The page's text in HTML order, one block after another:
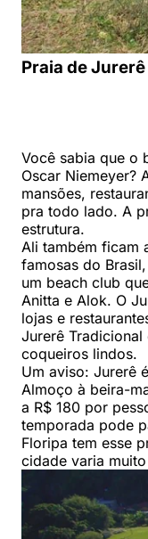
Praia de Jurerê
Você sabia que o
Oscar Niemeyer?
mansões,
pra todo lado. A
estrutura.
Ali também ficam
famosas do
um beach club
Anitta e Alok. O
lojas e
Jurerê Tradicional
coqueiros lindos.
Um aviso: Jurerê
Almoço à beira-
a R$ 180 por
temporada pode
Floripa tem esse
cidade varia